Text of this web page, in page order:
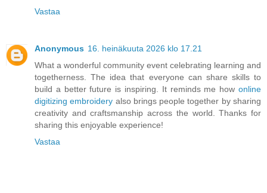
Vastaa
Anonymous 16. heinäkuuta 2026 klo 17.21
What a wonderful community event celebrating learning and
togetherness. The idea that everyone can share skills to
build a better future is inspiring. It reminds me how online
digitizing embroidery also brings people together by sharing
creativity and craftsmanship across the world. Thanks for
sharing this enjoyable experience!
Vastaa